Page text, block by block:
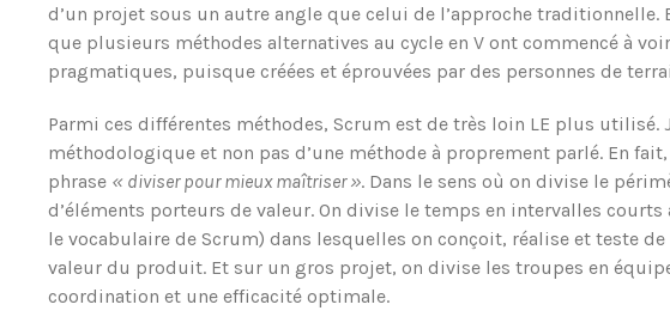
d’un projet sous un autre angle que celui de l’approche traditionnelle.
que plusieurs méthodes alternatives au cycle en V ont commencé à
pragmatiques, puisque créées et éprouvées par des personnes de
Parmi ces différentes méthodes, Scrum est de très loin LE plus utilisé.
méthodologique et non pas d’une méthode à proprement parlé. En
phrase « diviser pour mieux maîtriser ». Dans le sens où on divise le
d’éléments porteurs de valeur. On divise le temps en intervalles
le vocabulaire de Scrum) dans lesquelles on conçoit, réalise et teste
valeur du produit. Et sur un gros projet, on divise les troupes en
coordination et une efficacité optimale.